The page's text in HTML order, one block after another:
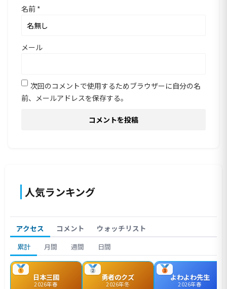
名前 *
メール
次回のコメントで使用するためブラウザーに自分の名
前、メールアドレスを保存する。
人気ランキング
アクセス コメント ウォッチリスト
累計 月間 週間 日間
日本三國
2026年春
勇者のクズ
2026年冬
よわよわ先生
2026年春